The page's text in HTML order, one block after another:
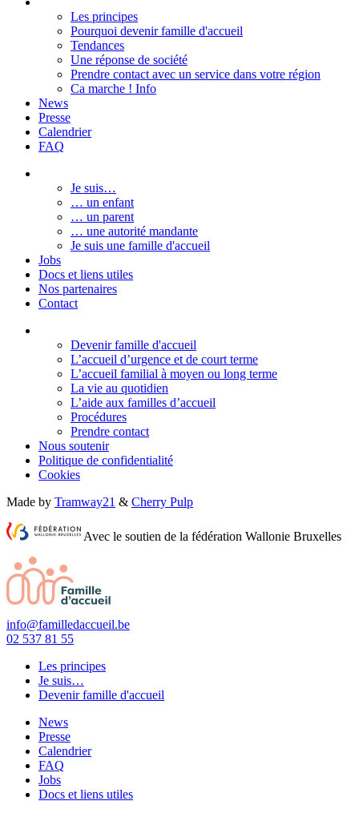
Les principes
Pourquoi devenir famille d'accueil
Tendances
Une réponse de société
Prendre contact avec un service dans votre région
Ca marche ! Info
News
Presse
Calendrier
FAQ
Je suis…
… un enfant
… un parent
… une autorité mandante
Je suis une famille d'accueil
Jobs
Docs et liens utiles
Nos partenaires
Contact
Devenir famille d'accueil
L’accueil d’urgence et de court terme
L’accueil familial à moyen ou long terme
La vie au quotidien
L’aide aux familles d’accueil
Procédures
Prendre contact
Nous soutenir
Politique de confidentialité
Cookies
Made by Tramway21 & Cherry Pulp
Avec le soutien de la fédération Wallonie Bruxelles
info@familledaccueil.be
02 537 81 55
Les principes
Je suis…
Devenir famille d'accueil
News
Presse
Calendrier
FAQ
Jobs
Docs et liens utiles